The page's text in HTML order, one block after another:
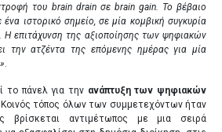
του brain drain σε brain gain. Το βέβαιο
ιστορικό σημείο, σε μία κομβική συγκυρία
επιτάχυνση της αξιοποίησης των ψηφιακών
την ατζέντα της επόμενης ημέρας για μία
το πάνελ για την ανάπτυξη των ψηφιακών
. Κοινός τόπος όλων των συμμετεχόντων ήταν
αντιμέτωπος με μια σειρά